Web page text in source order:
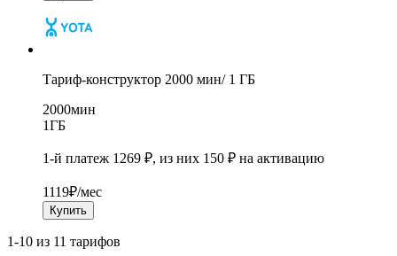
Тариф-конструктор 2000 мин/ 1 ГБ
2000мин
1ГБ
1-й платеж 1269 ₽, из них 150 ₽ на активацию
1119₽/мес
Купить
1-10 из 11 тарифов